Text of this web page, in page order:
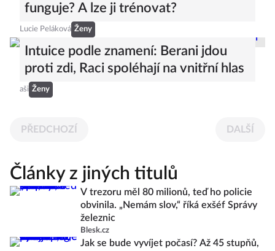
funguje? A lze ji trénovat?
Lucie Peláková Ženy
Intuice podle znamení: Berani jdou
proti zdi, Raci spoléhají na vnitřní hlas
aši Ženy
PŘEDCHOZÍ DALŠÍ
Články z jiných titulů
V trezoru měl 80 milionů, teď ho policie
obvinila. „Nemám slov,“ říká exšéf Správy
železnic
Blesk.cz
Jak se bude vyvíjet počasí? Až 45 stupňů,